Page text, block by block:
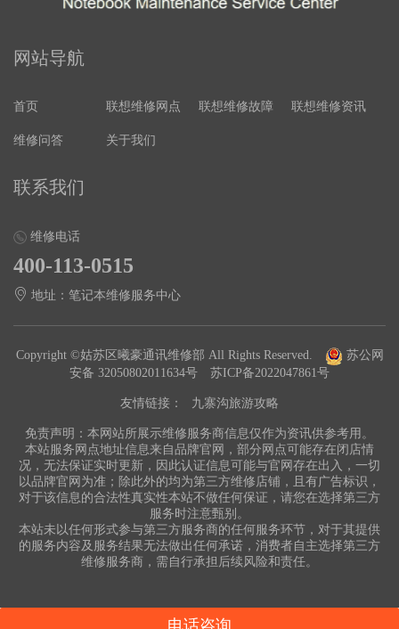
网站导航
首页 联想维修网点 联想维修故障 联想维修资讯
维修问答 关于我们
联系我们
维修电话
400-113-0515
地址：笔记本维修服务中心
Copyright ©姑苏区曦豪通讯维修部 All Rights Reserved.
苏公网
安备 32050802011634号
苏ICP备2022047861号
友情链接： 九寨沟旅游攻略
免责声明：本网站所展示维修服务商信息仅作为资讯供参考用。
本站服务网点地址信息来自品牌官网，部分网点可能存在闭店情
况，无法保证实时更新，因此认证信息可能与官网存在出入，一切
以品牌官网为准；除此外的均为第三方维修店铺，且有广告标识，
对于该信息的合法性真实性本站不做任何保证，请您在选择第三方
服务时注意甄别。
本站未以任何形式参与第三方服务商的任何服务环节，对于其提供
的服务内容及服务结果无法做出任何承诺，消费者自主选择第三方
维修服务商，需自行承担后续风险和责任。
电话咨询